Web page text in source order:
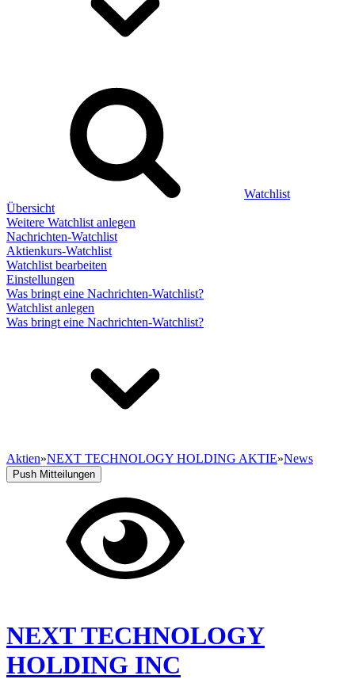
Watchlist
Übersicht
Weitere Watchlist anlegen
Nachrichten-Watchlist
Aktienkurs-Watchlist
Watchlist bearbeiten
Einstellungen
Was bringt eine Nachrichten-Watchlist?
Watchlist anlegen
Was bringt eine Nachrichten-Watchlist?
Aktien»NEXT TECHNOLOGY HOLDING AKTIE»News
Push Mitteilungen
NEXT TECHNOLOGY
HOLDING INC